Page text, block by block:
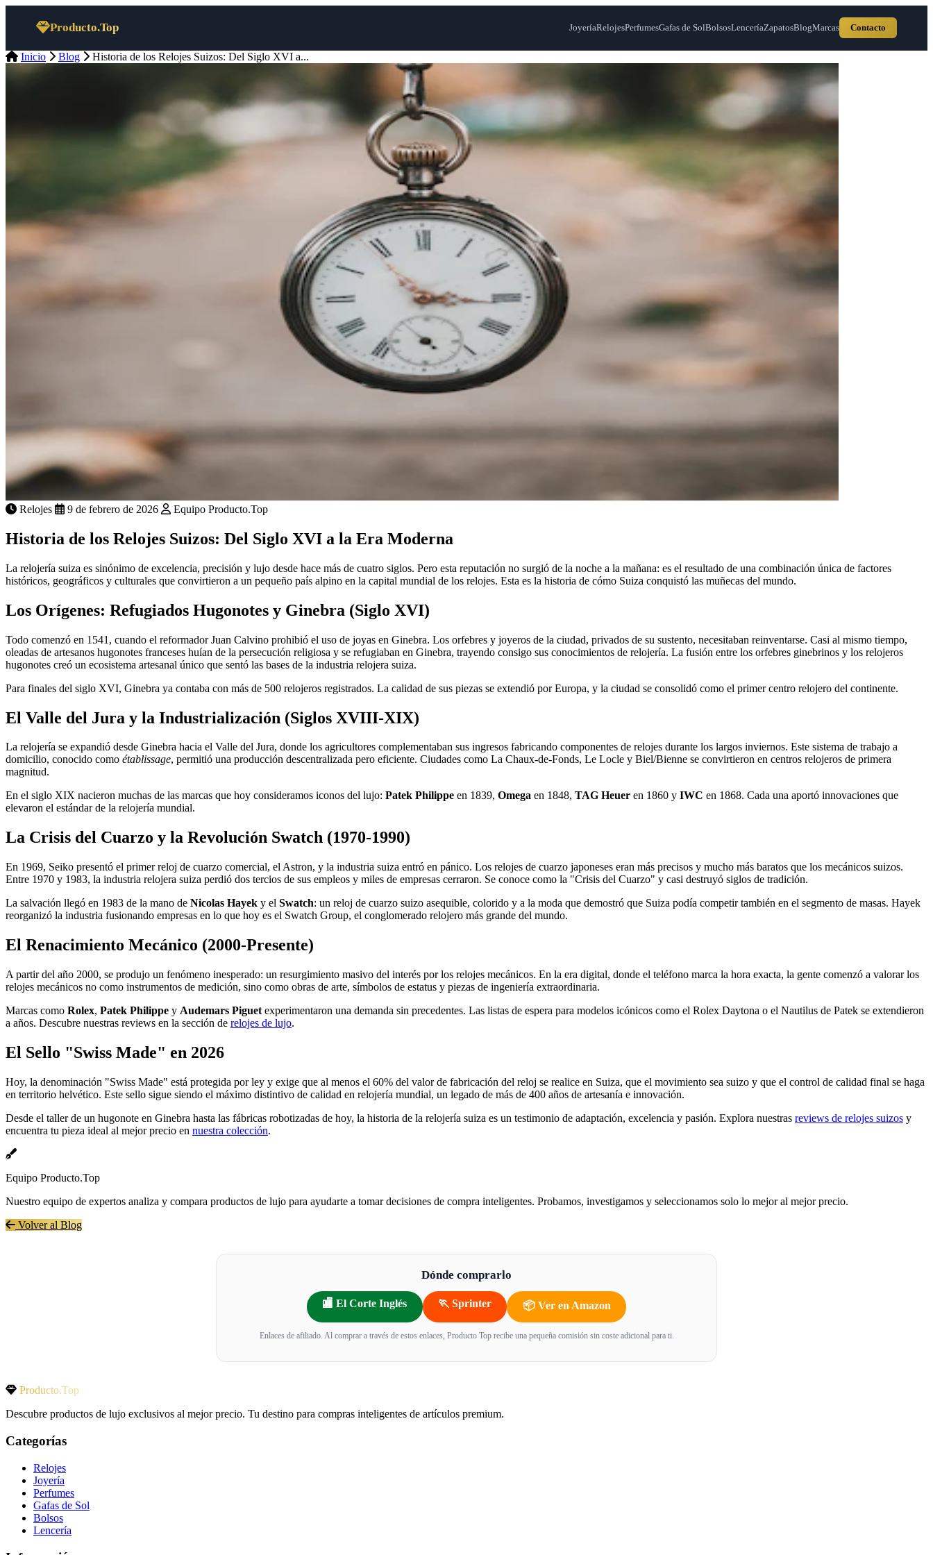
Producto.Top JoyeríaRelojesPerfumesGafas de SolBolsosLenceríaZapatosBlogMarcas Contacto
Inicio Blog Historia de los Relojes Suizos: Del Siglo XVI a...
Relojes 9 de febrero de 2026 Equipo Producto.Top
Historia de los Relojes Suizos: Del Siglo XVI a la Era Moderna
La relojería suiza es sinónimo de excelencia, precisión y lujo desde hace más de cuatro siglos. Pero esta reputación no surgió de la noche a la mañana: es el resultado de una combinación única de factores
históricos, geográficos y culturales que convirtieron a un pequeño país alpino en la capital mundial de los relojes. Esta es la historia de cómo Suiza conquistó las muñecas del mundo.
Los Orígenes: Refugiados Hugonotes y Ginebra (Siglo XVI)
Todo comenzó en 1541, cuando el reformador Juan Calvino prohibió el uso de joyas en Ginebra. Los orfebres y joyeros de la ciudad, privados de su sustento, necesitaban reinventarse. Casi al mismo tiempo,
oleadas de artesanos hugonotes franceses huían de la persecución religiosa y se refugiaban en Ginebra, trayendo consigo sus conocimientos de relojería. La fusión entre los orfebres ginebrinos y los relojeros
hugonotes creó un ecosistema artesanal único que sentó las bases de la industria relojera suiza.
Para finales del siglo XVI, Ginebra ya contaba con más de 500 relojeros registrados. La calidad de sus piezas se extendió por Europa, y la ciudad se consolidó como el primer centro relojero del continente.
El Valle del Jura y la Industrialización (Siglos XVIII-XIX)
La relojería se expandió desde Ginebra hacia el Valle del Jura, donde los agricultores complementaban sus ingresos fabricando componentes de relojes durante los largos inviernos. Este sistema de trabajo a
domicilio, conocido como établissage, permitió una producción descentralizada pero eficiente. Ciudades como La Chaux-de-Fonds, Le Locle y Biel/Bienne se convirtieron en centros relojeros de primera
magnitud.
En el siglo XIX nacieron muchas de las marcas que hoy consideramos iconos del lujo: Patek Philippe en 1839, Omega en 1848, TAG Heuer en 1860 y IWC en 1868. Cada una aportó innovaciones que
elevaron el estándar de la relojería mundial.
La Crisis del Cuarzo y la Revolución Swatch (1970-1990)
En 1969, Seiko presentó el primer reloj de cuarzo comercial, el Astron, y la industria suiza entró en pánico. Los relojes de cuarzo japoneses eran más precisos y mucho más baratos que los mecánicos suizos.
Entre 1970 y 1983, la industria relojera suiza perdió dos tercios de sus empleos y miles de empresas cerraron. Se conoce como la "Crisis del Cuarzo" y casi destruyó siglos de tradición.
La salvación llegó en 1983 de la mano de Nicolas Hayek y el Swatch: un reloj de cuarzo suizo asequible, colorido y a la moda que demostró que Suiza podía competir también en el segmento de masas. Hayek
reorganizó la industria fusionando empresas en lo que hoy es el Swatch Group, el conglomerado relojero más grande del mundo.
El Renacimiento Mecánico (2000-Presente)
A partir del año 2000, se produjo un fenómeno inesperado: un resurgimiento masivo del interés por los relojes mecánicos. En la era digital, donde el teléfono marca la hora exacta, la gente comenzó a valorar los
relojes mecánicos no como instrumentos de medición, sino como obras de arte, símbolos de estatus y piezas de ingeniería extraordinaria.
Marcas como Rolex, Patek Philippe y Audemars Piguet experimentaron una demanda sin precedentes. Las listas de espera para modelos icónicos como el Rolex Daytona o el Nautilus de Patek se extendieron
a años. Descubre nuestras reviews en la sección de relojes de lujo.
El Sello "Swiss Made" en 2026
Hoy, la denominación "Swiss Made" está protegida por ley y exige que al menos el 60% del valor de fabricación del reloj se realice en Suiza, que el movimiento sea suizo y que el control de calidad final se haga
en territorio helvético. Este sello sigue siendo el máximo distintivo de calidad en relojería mundial, un legado de más de 400 años de artesanía e innovación.
Desde el taller de un hugonote en Ginebra hasta las fábricas robotizadas de hoy, la historia de la relojería suiza es un testimonio de adaptación, excelencia y pasión. Explora nuestras reviews de relojes suizos y
encuentra tu pieza ideal al mejor precio en nuestra colección.
Equipo Producto.Top
Nuestro equipo de expertos analiza y compara productos de lujo para ayudarte a tomar decisiones de compra inteligentes. Probamos, investigamos y seleccionamos solo lo mejor al mejor precio.
Volver al Blog
Dónde comprarlo
🏬 El Corte Inglés 🏃 Sprinter 📦 Ver en Amazon
Enlaces de afiliado. Al comprar a través de estos enlaces, Producto Top recibe una pequeña comisión sin coste adicional para ti.
Producto.Top
Descubre productos de lujo exclusivos al mejor precio. Tu destino para compras inteligentes de artículos premium.
Categorías
Relojes
Joyería
Perfumes
Gafas de Sol
Bolsos
Lencería